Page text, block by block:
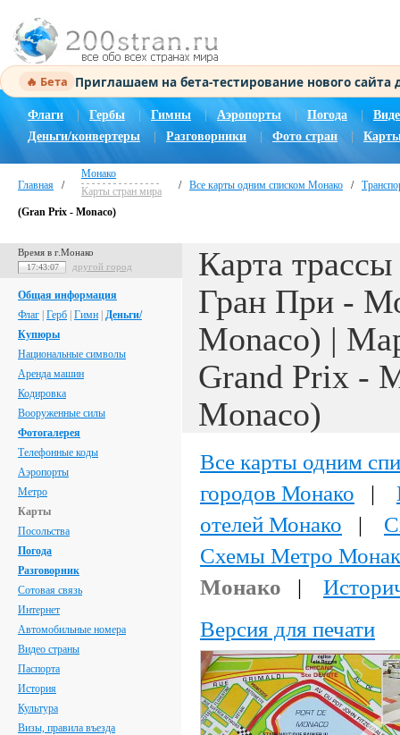
🔥 Бета Приглашаем на бета-тестирование нового
Флаги Гербы Гимны | Аэропорты Погода |
Деньги/конвертеры
Разговорники Фото стран
Главная /
Монако
Карты стран мира
/ Все карты одним списком Монако /
(Gran Prix - Monaco)
Время в г.Монако
17:43:08 другой город
Общая информация
Флаг Герб Гимн Деньги/
Купюры
Национальные символы
Аренда машин
Кодировка
Вооруженные силы
Фотогалерея
Телефонные коды
Аэропорты
Метро
Карты
Посольства
Погода
Разговорник
Сотовая связь
Интернет
Автомобильные номера
Видео страны
Паспорта
История
Культура
Визы, правила въезда
Карта
Гран При -
Monaco) |
Grand Prix -
Monaco)
Все карты одним
городов Монако |
отелей Монако |
Схемы Метро
Монако |
Версия для печати